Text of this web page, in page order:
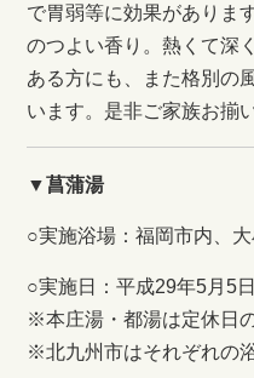
で胃弱等に効果がありま
のつよい香り。熱くて深
ある方にも、また格別の
います。是非ご家族お揃
▼菖蒲湯
○実施浴場：福岡市内、
○実施日：平成29年5月5日
※本庄湯・都湯は定休日
※北九州市はそれぞれの